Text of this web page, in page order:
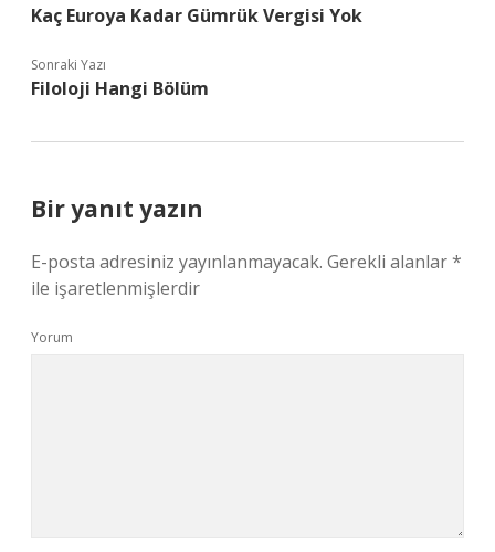
Kaç Euroya Kadar Gümrük Vergisi Yok
Sonraki Yazı
Filoloji Hangi Bölüm
Bir yanıt yazın
E-posta adresiniz yayınlanmayacak. Gerekli alanlar*
ile işaretlenmişlerdir
Yorum